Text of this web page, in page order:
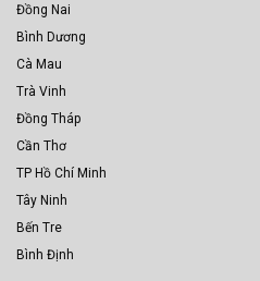
Đồng Nai
Bình Dương
Cà Mau
Trà Vinh
Đồng Tháp
Cần Thơ
TP Hồ Chí Minh
Tây Ninh
Bến Tre
Bình Định